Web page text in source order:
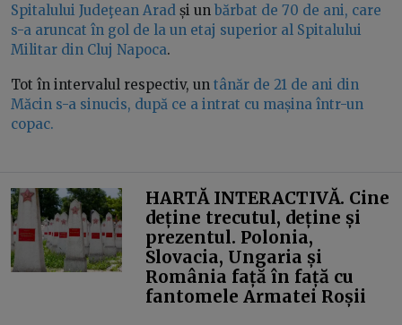
Spitalului Judeţean Arad și un bărbat de 70 de ani, care
s-a aruncat în gol de la un etaj superior al Spitalului
Militar din Cluj Napoca.
Tot în intervalul respectiv, un tânăr de 21 de ani din
Măcin s-a sinucis, după ce a intrat cu mașina într-un
copac.
HARTĂ INTERACTIVĂ. Cine
deține trecutul, deține și
prezentul. Polonia,
Slovacia, Ungaria și
România față în față cu
fantomele Armatei Roșii